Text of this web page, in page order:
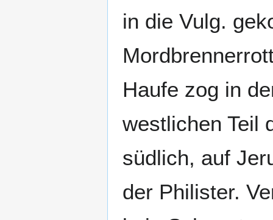
in die Vulg.
Haufe zog in
westlichen Teil
südlich, auf
der Philister.